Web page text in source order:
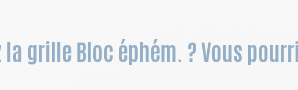
grille Bloc éphém. ? Vous